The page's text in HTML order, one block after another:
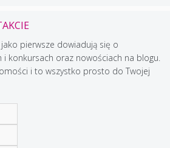
pierwsze dowiadują się o
i konkursach oraz nowościach na blogu.
i to wszystko prosto do Twojej